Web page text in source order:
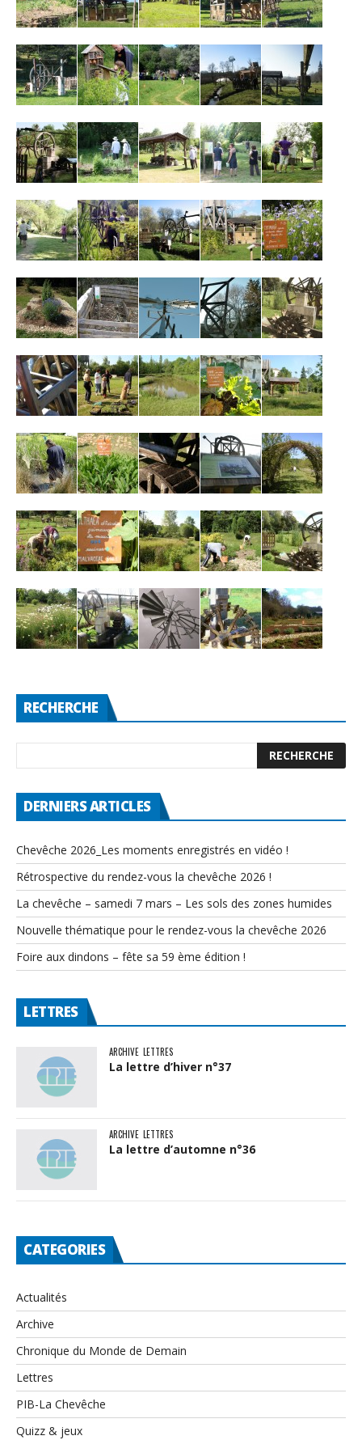
RECHERCHE
DERNIERS ARTICLES
Chevêche 2026_Les moments enregistrés en vidéo !
Rétrospective du rendez-vous la chevêche 2026 !
La chevêche – samedi 7 mars – Les sols des zones humides
Nouvelle thématique pour le rendez-vous la chevêche 2026
Foire aux dindons – fête sa 59 ème édition !
LETTRES
ARCHIVE LETTRES
La lettre d’hiver n°37
ARCHIVE LETTRES
La lettre d’automne n°36
CATEGORIES
Actualités
Archive
Chronique du Monde de Demain
Lettres
PIB-La Chevêche
Quizz & jeux